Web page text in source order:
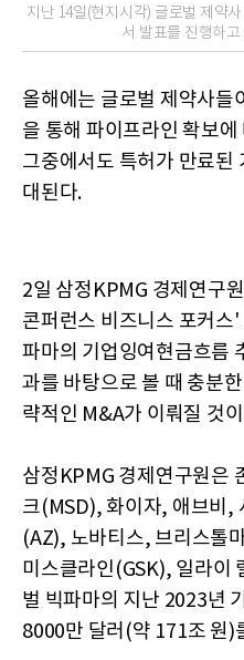
지난 14일(현지시각) 글로벌 제약
서 발표를 진행하
올해에는 글로벌 제약사
을 통해 파이프라인 확보
그중에서도 특허가 만료된
대된다.
2일 삼정KPMG 경제연구
콘퍼런스 비즈니스 포커스
파마의 기업잉여현금흐름
과를 바탕으로 볼 때 충분
략적인 M&A가 이뤄질 것
삼정KPMG 경제연구원은
크(MSD), 화이자, 애브비,
(AZ), 노바티스, 브리스톨
미스클라인(GSK), 일라이
벌 빅파마의 지난 2023년
8000만 달러(약 171조 원)